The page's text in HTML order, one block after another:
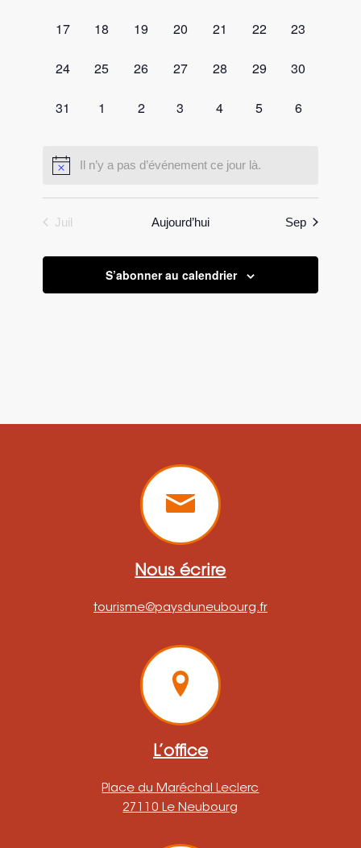
0
17
0
18
0
19
0
20
0
21
0
22
0
23
0
24
0
25
0
26
0
27
0
28
0
29
0
30
0
31
0
1
0
2
0
3
0
4
0
5
0
6
Il n’y a pas d’événement ce jour là.
Juil Aujourd’hui Sep
S’abonner au calendrier
Nous écrire
tourisme@paysduneubourg.fr
L’office
Place du Maréchal Leclerc
27110 Le Neubourg